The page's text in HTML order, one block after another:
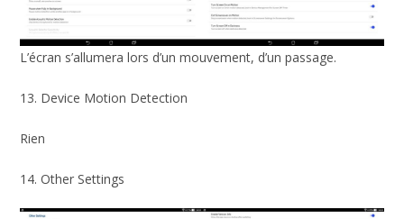
L’écran s’allumera lors d’un mouvement, d’un passage.
13. Device Motion Detection
Rien
14. Other Settings